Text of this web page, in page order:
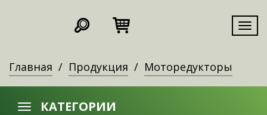
Главная Продукция Моторедукторы
КАТЕГОРИИ